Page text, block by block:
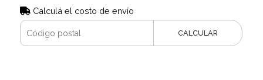
Calculá el costo de envío
CALCULAR